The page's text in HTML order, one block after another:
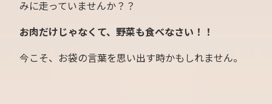
みに走っていませんか？？
お肉だけじゃなくて、野菜も食べなさい！！
今こそ、お袋の言葉を思い出す時かもしれません。